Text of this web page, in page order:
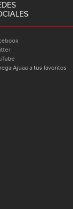
Ajuaa a tus favoritos